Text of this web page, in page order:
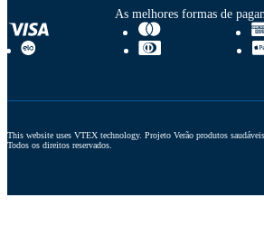
As melhores formas de
This website uses VTEX technology. Projeto Verão produtos
Todos os direitos reservados.